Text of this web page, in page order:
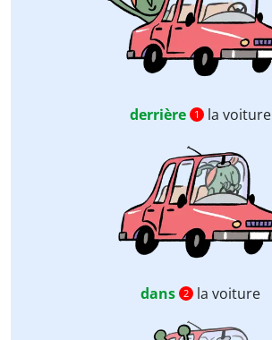
derrière 1 la voiture
dans 2 la voiture